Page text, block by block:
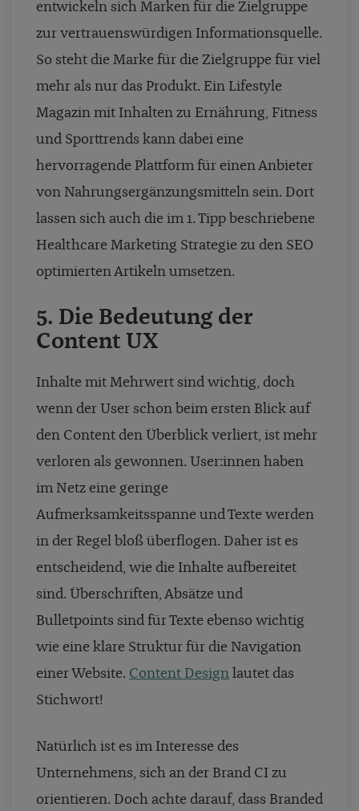
entwickeln sich Marken für die Zielgruppe
zur vertrauenswürdigen Informationsquelle.
So steht die Marke für die Zielgruppe für viel
mehr als nur das Produkt. Ein Lifestyle
Magazin mit Inhalten zu Ernährung, Fitness
und Sporttrends kann dabei eine
hervorragende Plattform für einen Anbieter
von Nahrungsergänzungsmitteln sein. Dort
lassen sich auch die im 1. Tipp beschriebene
Healthcare Marketing Strategie zu den SEO
optimierten Artikeln umsetzen.
5. Die Bedeutung der
Content UX
Inhalte mit Mehrwert sind wichtig, doch
wenn der User schon beim ersten Blick auf
den Content den Überblick verliert, ist mehr
verloren als gewonnen. User:innen haben
im Netz eine geringe
Aufmerksamkeitsspanne und Texte werden
in der Regel bloß überflogen. Daher ist es
entscheidend, wie die Inhalte aufbereitet
sind. Überschriften, Absätze und
Bulletpoints sind für Texte ebenso wichtig
wie eine klare Struktur für die Navigation
einer Website. Content Design lautet das
Stichwort!
Natürlich ist es im Interesse des
Unternehmens, sich an der Brand CI zu
orientieren. Doch achte darauf, dass Branded